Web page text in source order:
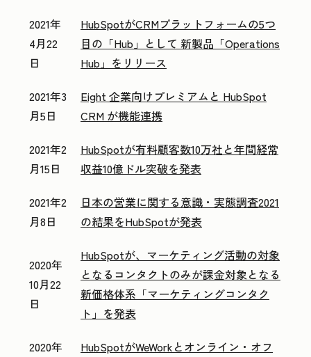
2021年
4月22
日
HubSpotがCRMプラットフォームの5つ
目の「Hub」として 新製品「Operations
Hub」をリリース
2021年3
月5日
Eight 企業向けプレミアムと HubSpot
CRM が機能連携
2021年2
月15日
HubSpotが有料顧客数10万社と年間経常
収益10億ドル突破を発表
2021年2
月8日
日本の営業に関する意識・実態調査2021
の結果をHubSpotが発表
2020年
10月22
日
HubSpotが、マーケティング活動の対象
となるコンタクトのみが課金対象となる
新価格体系「マーケティングコンタク
ト」を発表
2020年
HubSpotがWeWorkとオンライン・オフ